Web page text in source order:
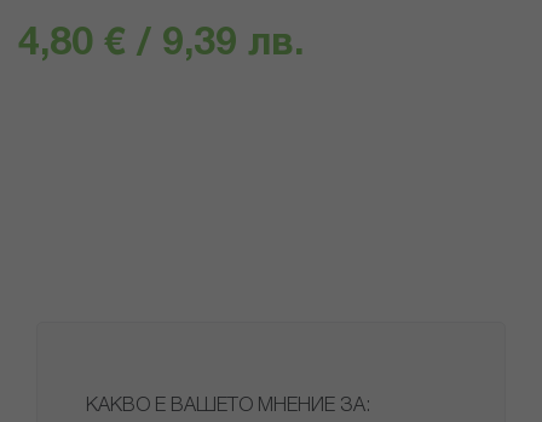
4,80 € / 9,39 лв.
КАКВО Е ВАШЕТО МНЕНИЕ ЗА: